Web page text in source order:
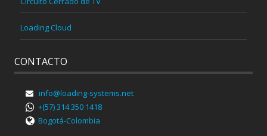
Loading Cloud
CONTACTO
info@loading-systems.net
+(57) 314 350 1418
Bogotá-Colombia